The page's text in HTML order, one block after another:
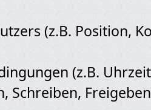
(z.B. Position,
(z.B.
Schreiben,